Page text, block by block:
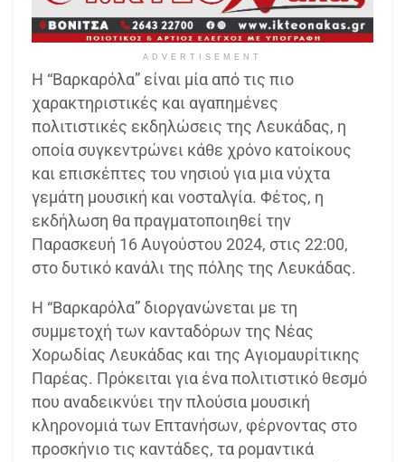
ADVERTISEMENT
Η “Βαρκαρόλα” είναι μία από τις πιο
χαρακτηριστικές και αγαπημένες
πολιτιστικές εκδηλώσεις της Λευκάδας, η
οποία συγκεντρώνει κάθε χρόνο κατοίκους
και επισκέπτες του νησιού για μια νύχτα
γεμάτη μουσική και νοσταλγία. Φέτος, η
εκδήλωση θα πραγματοποιηθεί την
Παρασκευή 16 Αυγούστου 2024, στις 22:00,
στο δυτικό κανάλι της πόλης της Λευκάδας.
Η “Βαρκαρόλα” διοργανώνεται με τη
συμμετοχή των κανταδόρων της Νέας
Χορωδίας Λευκάδας και της Αγιομαυρίτικης
Παρέας. Πρόκειται για ένα πολιτιστικό θεσμό
που αναδεικνύει την πλούσια μουσική
κληρονομιά των Επτανήσων, φέρνοντας στο
προσκήνιο τις καντάδες, τα ρομαντικά